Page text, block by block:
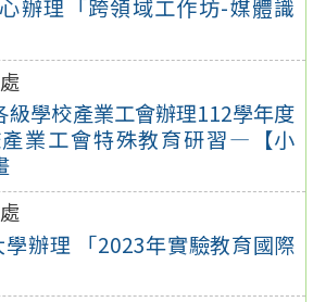
辦理「跨領域工作坊-媒體識
級學校產業工會辦理112學年度
業工會特殊教育研習—【小
辦理 「2023年實驗教育國際